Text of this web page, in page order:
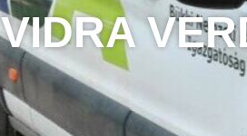
VIDRA